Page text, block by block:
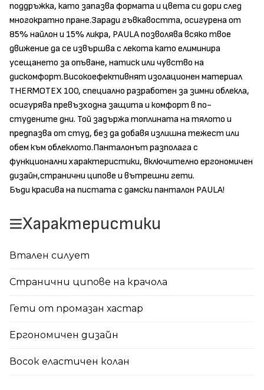
поддръжка, като запазва формата и цвета си дори след
многократно пране.Заради гъвкавостта, осигурена от
85% найлон и 15% ликра, PAULA позволява всяко твое
движение да се извършва с лекота като елиминира
усещането за опъване, натиск или чувство на
дискомфорт.Високоефективнят изолационен материал
THERMOTEX 100, специално разработен за зимни облекла,
осигурява превъзходна защита и комфорт в по-
студените дни. Той задържа топлината на тялото и
предпазва от студ, без да добавя излишна тежест или
обем към облеклото.Панталонът разполага с
функционални характеристики, включително ергономичен
дизайн,странични ципове и вътрешни гети.
Бъди красива на пистата с дамски панталон PAULA!
Характеристики
Втален силует
Странични ципове на крачола
Гети от промазан хастар
Ергономичен дизайн
Восок еластичен колан